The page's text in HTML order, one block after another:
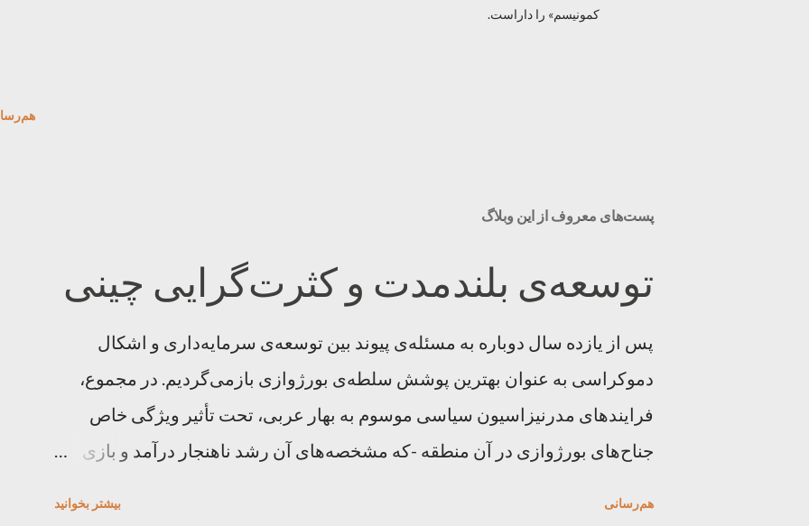
کمونیسم» را داراست.
پست‌های معروف از این وبلاگ
توسعه‌ی بلندمدت و کثرت‌گرایی چینی
پس از یازده سال دوباره به مسئله‌ی پیوند بین توسعه‌ی سرمایه‌داری و اشکال
دموکراسی به عنوان بهترین پوشش سلطه‌ی بورژوازی بازمی‌گردیم. در مجموع،
فرایندهای مدرنیزاسیون سیاسی موسوم به بهار عربی، تحت تأثیر ویژگی خاص
جناح‌های بورژوازی در آن منطقه -که مشخصه‌های آن رشد ناهنجار درآمد و بازی
هم‌رسانی بیشتر بخوانيد